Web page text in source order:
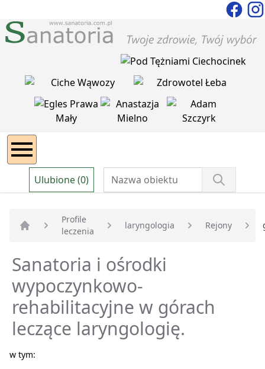
Ulubione (0)
Strona główna
Profile
leczenia
laryngologia Rejony
Sanatoria i ośrodki
wypoczynkowo-
rehabilitacyjne w górach
leczące laryngologię.
w tym: